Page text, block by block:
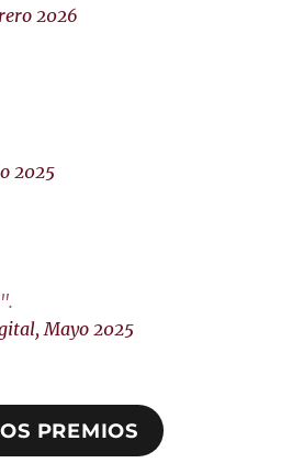
2026
2025
.
Mayo 2025
PREMIOS